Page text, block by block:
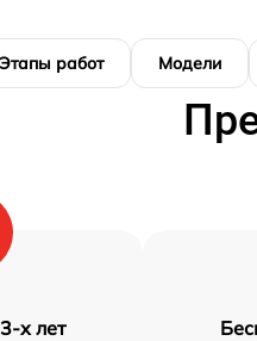
Этапы работ Модели
х лет